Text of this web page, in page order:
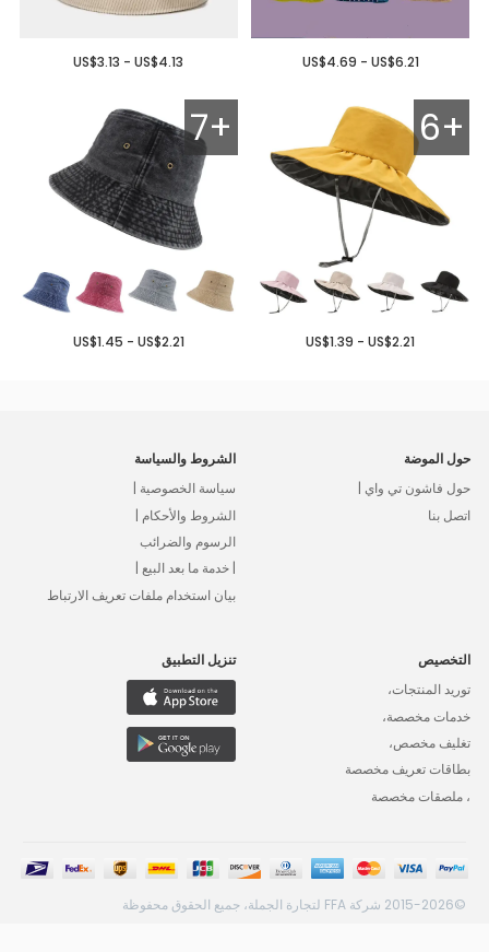
US$4.69 - US$6.21
US$3.13 - US$4.13
6+
US$1.39 - US$2.21
7+
US$1.45 - US$2.21
حول الموضة
حول فاشون تي واي |
اتصل بنا
الشروط والسياسة
سياسة الخصوصية |
الشروط والأحكام |
الرسوم والضرائب
| خدمة ما بعد البيع |
بيان استخدام ملفات تعريف الارتباط
التخصيص
توريد المنتجات،
خدمات مخصصة،
تغليف مخصص،
بطاقات تعريف مخصصة
، ملصقات مخصصة
تنزيل التطبيق
©2015-2026 شركة FFA لتجارة الجملة، جميع الحقوق محفوظة